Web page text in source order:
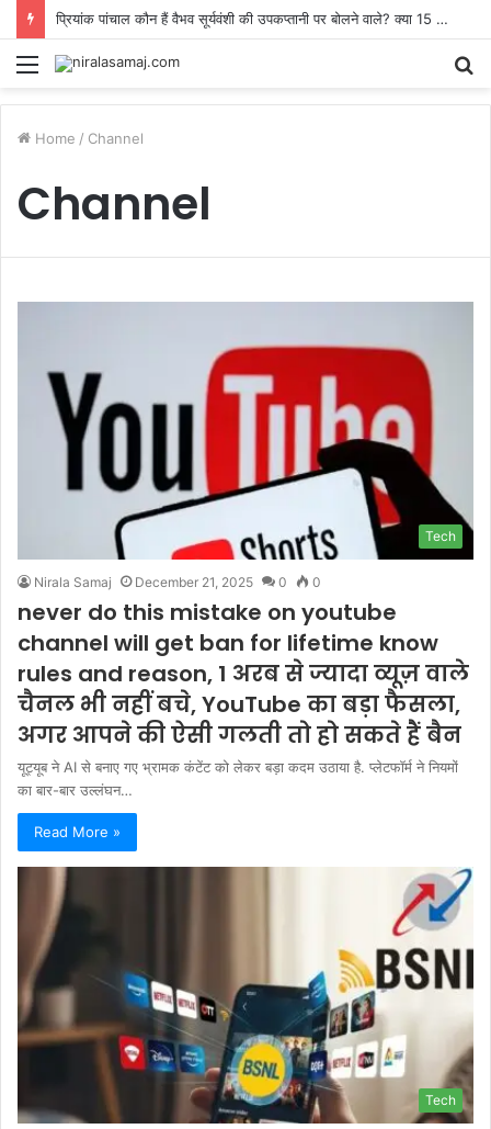
प्रियांक पांचाल कौन हैं वैभव सूर्यवंशी की उपकप्तानी पर बोलने वाले? क्या 15 की उम्र में कप्तानी देना वाकई गलत है
Menu
Home / Channel
Channel
Tech
Nirala Samaj December 21, 2025 0 0
never do this mistake on youtube
channel will get ban for lifetime know
rules and reason, 1 अरब से ज्यादा व्यूज़ वाले
चैनल भी नहीं बचे, YouTube का बड़ा फैसला,
अगर आपने की ऐसी गलती तो हो सकते हैं बैन
यूट्यूब ने AI से बनाए गए भ्रामक कंटेंट को लेकर बड़ा कदम उठाया है. प्लेटफॉर्म ने नियमों
का बार-बार उल्लंघन…
Read More »
Tech